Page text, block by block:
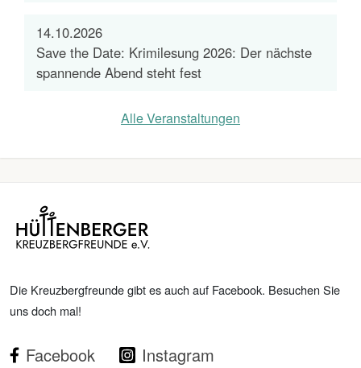
14.10.2026
Save the Date: Krimilesung 2026: Der nächste
spannende Abend steht fest
Alle Veranstaltungen
Die Kreuzbergfreunde gibt es auch auf Facebook. Besuchen Sie
uns doch mal!
Facebook Instagram